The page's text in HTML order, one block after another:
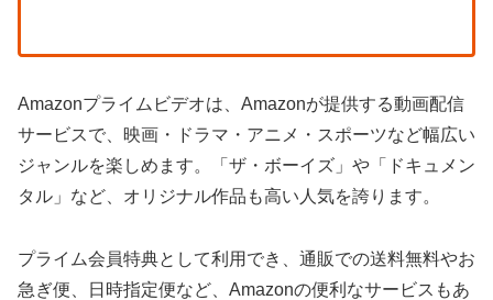
Amazonプライムビデオは、Amazonが提供する動画配信
サービスで、映画・ドラマ・アニメ・スポーツなど幅広い
ジャンルを楽しめます。「ザ・ボーイズ」や「ドキュメン
タル」など、オリジナル作品も高い人気を誇ります。
プライム会員特典として利用でき、通販での送料無料やお
急ぎ便、日時指定便など、Amazonの便利なサービスもあ